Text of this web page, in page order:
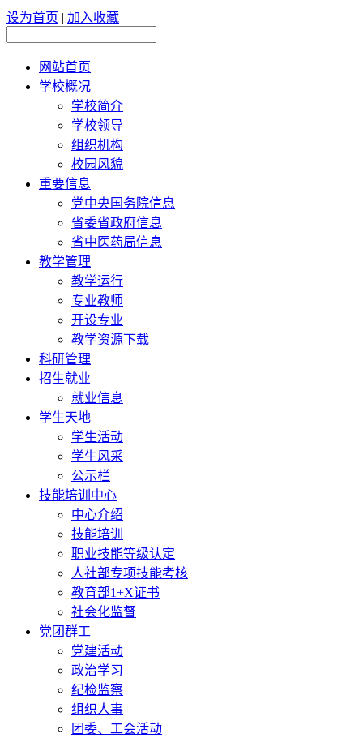
设为首页 | 加入收藏
网站首页
学校概况
学校简介
学校领导
组织机构
校园风貌
重要信息
党中央国务院信息
省委省政府信息
省中医药局信息
教学管理
教学运行
专业教师
开设专业
教学资源下载
科研管理
招生就业
就业信息
学生天地
学生活动
学生风采
公示栏
技能培训中心
中心介绍
技能培训
职业技能等级认定
人社部专项技能考核
教育部1+X证书
社会化监督
党团群工
党建活动
政治学习
纪检监察
组织人事
团委、工会活动